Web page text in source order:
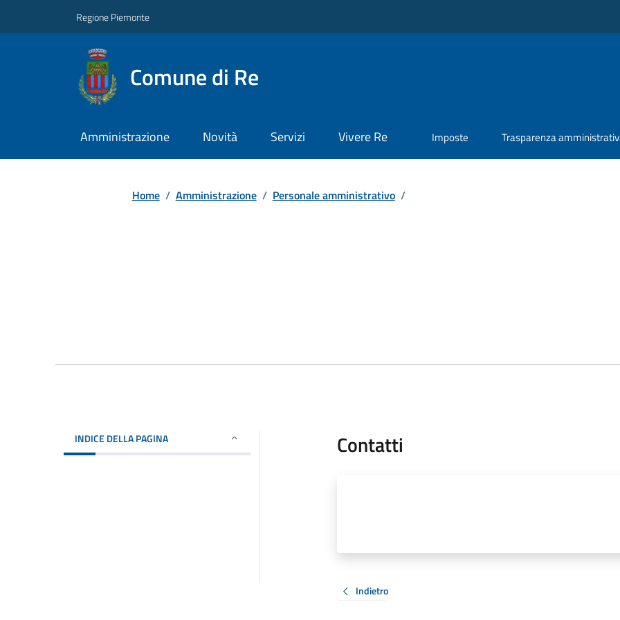
Regione Piemonte
Comune di Re
Amministrazione Novità Servizi Vivere Re Imposte Trasparenza
Home / Amministrazione / Personale amministrativo /
INDICE DELLA PAGINA Contatti
Indietro